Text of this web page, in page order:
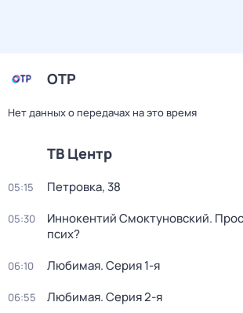
ОТР
Нет данных о передачах на это время
ТВ Центр
05:15 Петровка, 38
05:30
Иннокентий Смоктуновский.
псих?
06:10 Любимая. Серия 1-я
06:55 Любимая. Серия 2-я